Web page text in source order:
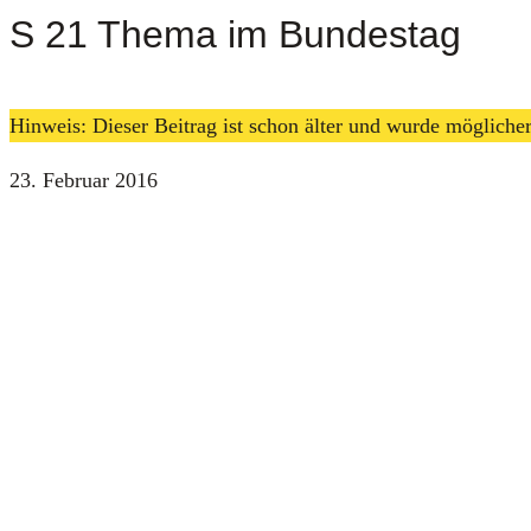
S 21 Thema im Bundestag
Hinweis: Dieser Beitrag ist schon älter und wurde
23. Februar 2016